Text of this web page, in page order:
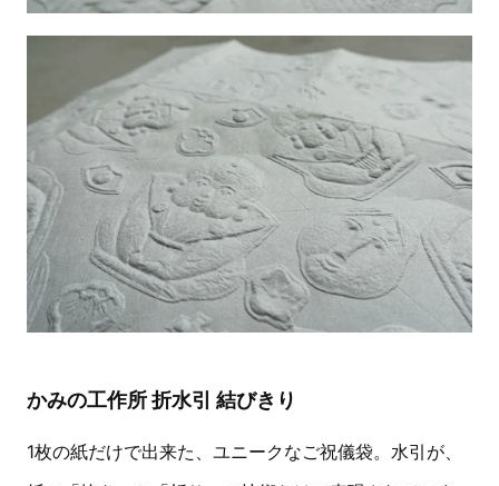
かみの工作所 折水引 結びきり
1枚の紙だけで出来た、ユニークなご祝儀袋。水引が、